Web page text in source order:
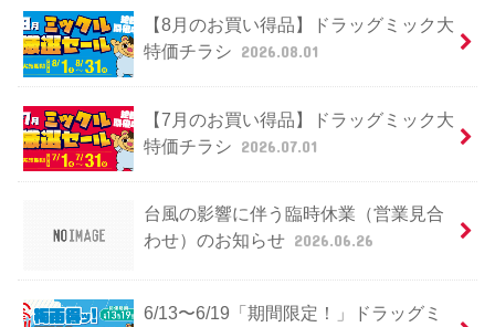
【8月のお買い得品】ドラッグミック大
特価チラシ 2026.08.01
【7月のお買い得品】ドラッグミック大
特価チラシ 2026.07.01
台風の影響に伴う臨時休業（営業見合
わせ）のお知らせ 2026.06.26
6/13〜6/19「期間限定！」ドラッグミ